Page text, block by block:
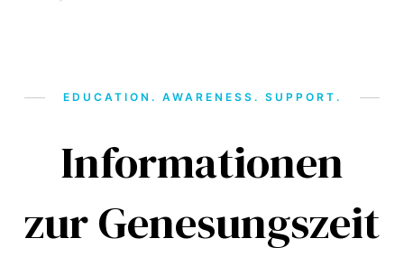
EDUCATION. AWARENESS. SUPPORT.
Informationen
zur Genesungszeit